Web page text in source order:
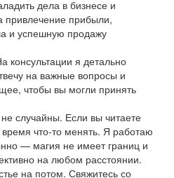
дела в бизнесе и
прибыли,
и успешную продажу
консультации я детально
на важные вопросы и
чтобы вы могли принять
случайны. Если вы читаете
время что-то менять. Я работаю
— магия не имеет границ и
на любом расстоянии.
на потом. Свяжитесь со